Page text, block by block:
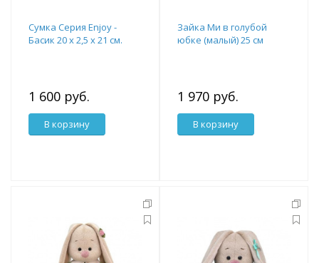
Сумка Cерия Enjoy -
Басик 20 х 2,5 х 21 см.
1 600 руб.
В корзину
Зайка Ми в голубой
юбке (малый) 25 см
1 970 руб.
В корзину